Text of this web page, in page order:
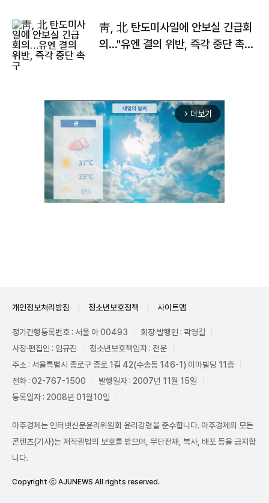
靑, 北 탄도미사일에 안보실 긴급회
의…"유엔 결의 위반, 즉각 중단 촉
arrow_forward_ios 더보기
개인정보처리방침 청소년보호정책 사이트맵
정기간행등록번호 : 서울 아 00493
회장·발행인 : 곽영길
사장·편집인 : 임규진
청소년보호책임자 : 전운
주소 : 서울특별시 종로구 종로 1길 42(수송동 146-1) 이마빌딩 11층
전화 : 02-767-1500
발행일자 : 2007년 11월 15일
등록일자 : 2008년 01월10일
아주경제는 인터넷신문윤리위원회 윤리강령을 준수합니다. 아주경제의 모든
콘텐츠(기사)는 저작권법의 보호를 받으며, 무단전재, 복사, 배포 등을 금지합
니다.
Copyright ⓒ AJUNEWS All rights reserved.